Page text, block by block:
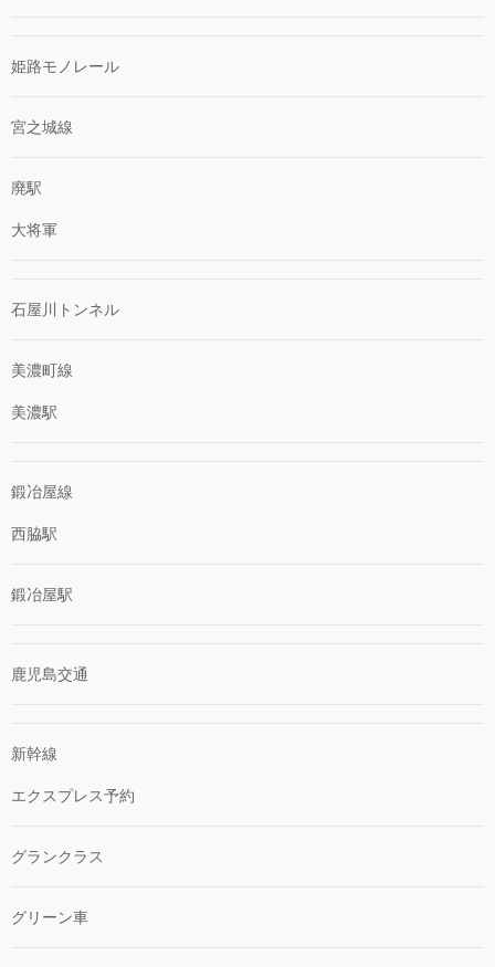
姫路モノレール
宮之城線
廃駅
大将軍
石屋川トンネル
美濃町線
美濃駅
鍛冶屋線
西脇駅
鍛冶屋駅
鹿児島交通
新幹線
エクスプレス予約
グランクラス
グリーン車